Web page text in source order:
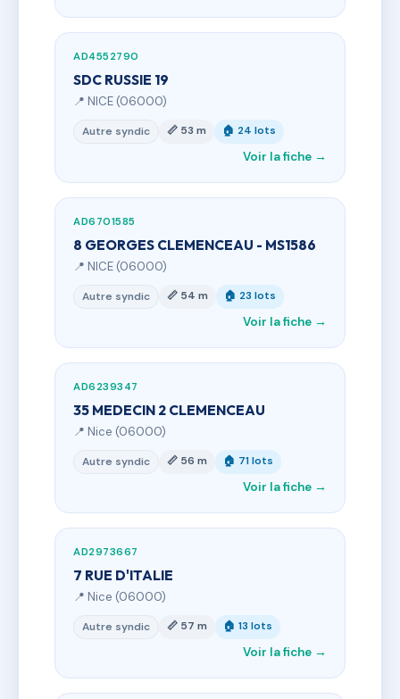
AD4552790
SDC RUSSIE 19
📍 NICE (06000)
Autre syndic 📏 53 m 🏠 24 lots
Voir la fiche →
AD6701585
8 GEORGES CLEMENCEAU - MS1586
📍 NICE (06000)
Autre syndic 📏 54 m 🏠 23 lots
Voir la fiche →
AD6239347
35 MEDECIN 2 CLEMENCEAU
📍 Nice (06000)
Autre syndic 📏 56 m 🏠 71 lots
Voir la fiche →
AD2973667
7 RUE D'ITALIE
📍 Nice (06000)
Autre syndic 📏 57 m 🏠 13 lots
Voir la fiche →